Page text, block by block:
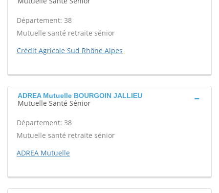
Département: 38
Mutuelle santé retraite sénior
Crédit Agricole Sud Rhône Alpes
ADREA Mutuelle BOURGOIN JALLIEU
Mutuelle Santé Sénior
Département: 38
Mutuelle santé retraite sénior
ADREA Mutuelle